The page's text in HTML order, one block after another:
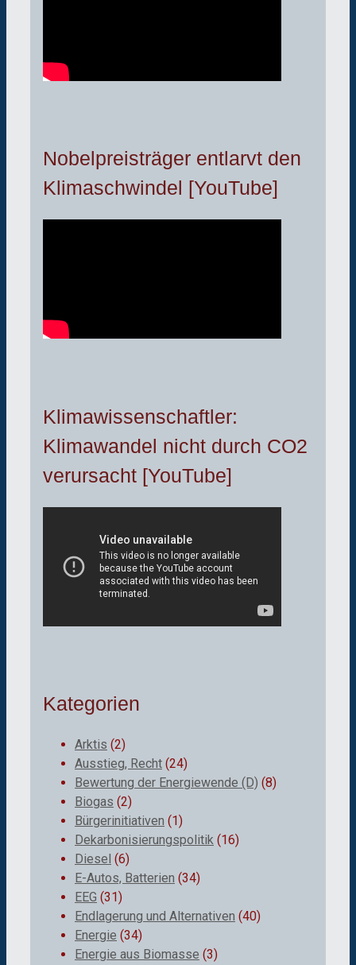
Nobelpreisträger entlarvt den
Klimaschwindel [YouTube]
Klimawissenschaftler:
Klimawandel nicht durch CO2
verursacht [YouTube]
Kategorien
Arktis (2)
Ausstieg, Recht (24)
Bewertung der Energiewende (D) (8)
Biogas (2)
Bürgerinitiativen (1)
Dekarbonisierungspolitik (16)
Diesel (6)
E-Autos, Batterien (34)
EEG (31)
Endlagerung und Alternativen (40)
Energie (34)
Energie aus Biomasse (3)